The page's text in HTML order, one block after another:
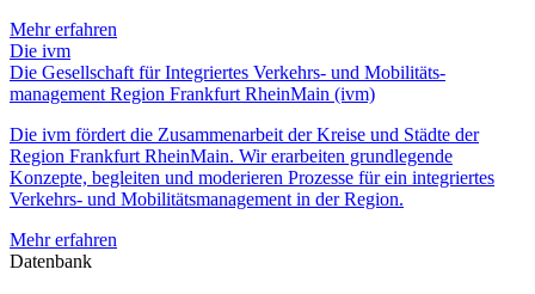
Mehr erfahren
Die ivm
Die Gesellschaft für Integriertes Verkehrs- und Mobilitäts­
management Region Frankfurt RheinMain (ivm)
Die ivm fördert die Zusammenarbeit der Kreise und Städte der
Region Frankfurt RheinMain. Wir erarbeiten grundlegende
Konzepte, begleiten und moderieren Prozesse für ein integriertes
Verkehrs- und Mobilitätsmanagement in der Region.
Mehr erfahren
Datenbank